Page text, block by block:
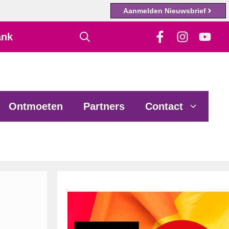
Aanmelden Nieuwsbrief
Ontmoeten Partners Contact